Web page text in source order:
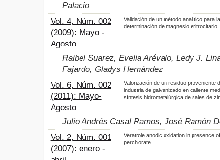
Palacio
Vol. 4, Núm. 002
(2009): Mayo -
Agosto
Validación de un método analítico para la
determinación de magnesio eritrocitario
Raibel Suarez, Evelia Arévalo, Ledy J.
Fajardo, Gladys Hernández
Vol. 6, Núm. 002
(2011): Mayo-
Agosto
Valorización de un residuo proveniente
industria de galvanizado en caliente
síntesis hidrometalúrgica de sales de
Julio Andrés Casal Ramos, José Ramón
Vol. 2, Núm. 001
(2007): enero -
Veratrole anodic oxidation in presence of
perchlorate.